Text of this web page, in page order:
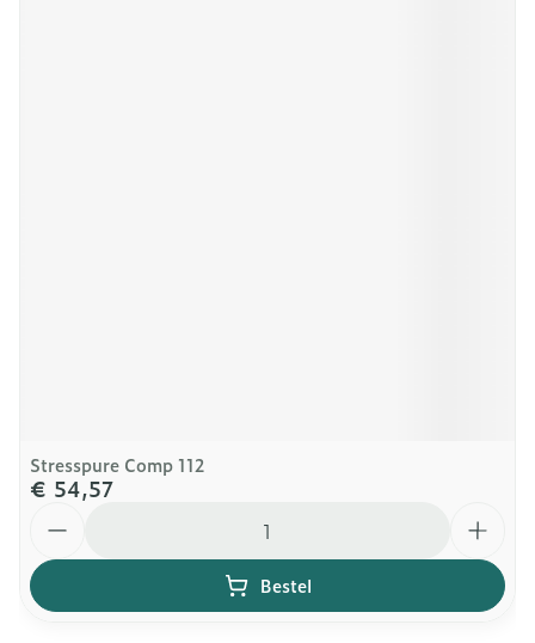
Stresspure Comp 112
€ 54,57
Bestel